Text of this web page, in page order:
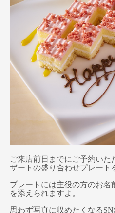
ご来店前日までにご予約い
ザートの盛り合わせプレート
プレートには主役の方のお名
を添えられますよ。
思わず写真に収めたくなる